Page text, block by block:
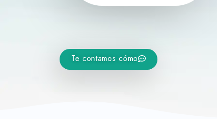
Te contamos cómo